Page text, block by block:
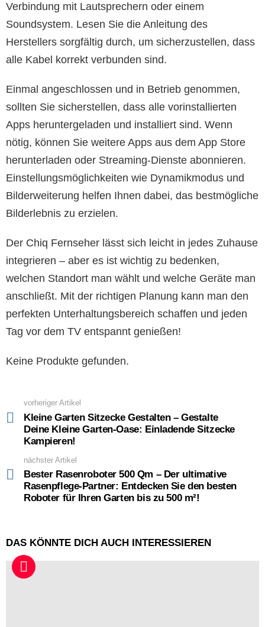
Verbindung mit Lautsprechern oder einem
Soundsystem. Lesen Sie die Anleitung des
Herstellers sorgfältig durch, um sicherzustellen, dass
alle Kabel korrekt verbunden sind.
Einmal angeschlossen und in Betrieb genommen,
sollten Sie sicherstellen, dass alle vorinstallierten
Apps heruntergeladen und installiert sind. Wenn
nötig, können Sie weitere Apps aus dem App Store
herunterladen oder Streaming-Dienste abonnieren.
Einstellungsmöglichkeiten wie Dynamikmodus und
Bilderweiterung helfen Ihnen dabei, das bestmögliche
Bilderlebnis zu erzielen.
Der Chiq Fernseher lässt sich leicht in jedes Zuhause
integrieren – aber es ist wichtig zu bedenken,
welchen Standort man wählt und welche Geräte man
anschließt. Mit der richtigen Planung kann man den
perfekten Unterhaltungsbereich schaffen und jeden
Tag vor dem TV entspannt genießen!
Keine Produkte gefunden.
more
vorheriger Artikel
Kleine Garten Sitzecke Gestalten – Gestalte
Deine Kleine Garten-Oase: Einladende Sitzecke
Kampieren!
nächster Artikel
Bester Rasenroboter 500 Qm – Der ultimative
Rasenpflege-Partner: Entdecken Sie den besten
Roboter für Ihren Garten bis zu 500 m²!
DAS KÖNNTE DICH AUCH INTERESSIEREN